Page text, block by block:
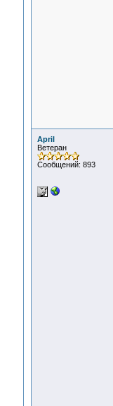
April
Ветеран
Сообщений: 893